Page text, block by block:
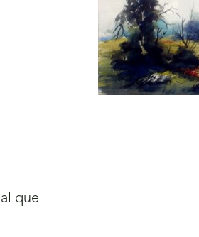
que